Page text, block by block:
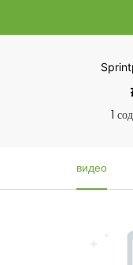
1
видео